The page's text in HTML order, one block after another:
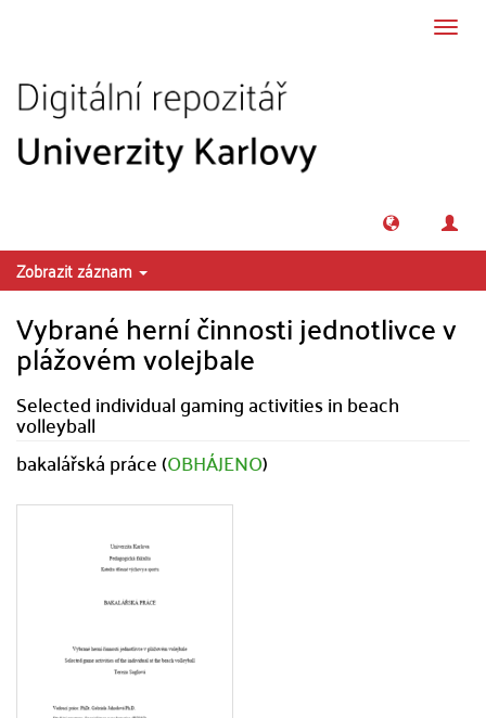
Zobrazit záznam
Vybrané herní činnosti jednotlivce v
plážovém volejbale
Selected individual gaming activities in beach
volleyball
bakalářská práce (OBHÁJENO)